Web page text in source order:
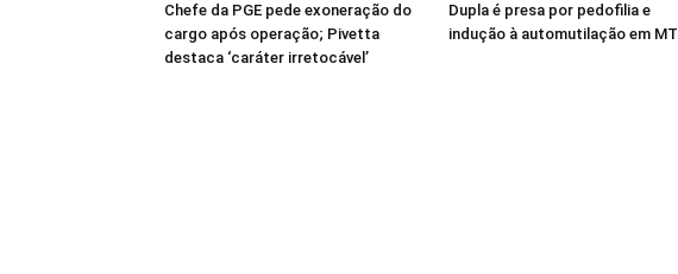
Chefe da PGE pede exoneração do
cargo após operação; Pivetta
destaca ‘caráter irretocável’
Dupla é presa por pedofilia e
indução à automutilação em MT